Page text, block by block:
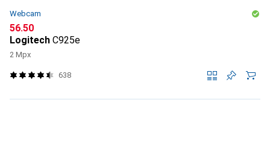
Webcam
CHF
56.50
Logitech C925e
2 Mpx
638